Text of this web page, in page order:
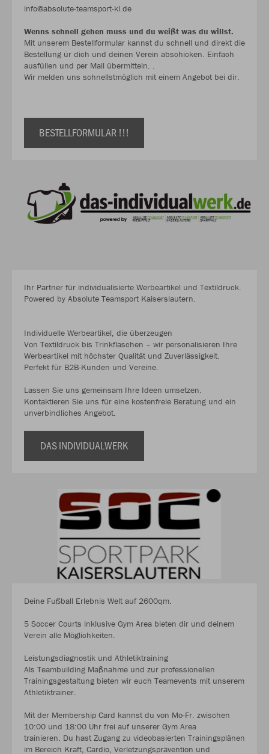
info@absolute-teamsport-kl.de
Wenns schnell gehen muss und du weißt was du willst.
Mit unserem Bestellformular kannst du schnell und direkt die
Bestellung ür dich und deinen Verein abschicken. Einfach
ausfüllen und per Mail übermitteln. .
Wir melden uns schnellstmöglich mit einem Angebot bei dir.
BESTELLFORMULAR !!!
Ihr Partner für individualisierte Werbeartikel und Textildruck.
Powered by Absolute Teamsport Kaiserslautern.
Individuelle Werbeartikel, die überzeugen
Von Textildruck bis Trinkflaschen – wir personalisieren Ihre
Werbeartikel mit höchster Qualität und Zuverlässigkeit.
Perfekt für B2B-Kunden und Vereine.
Lassen Sie uns gemeinsam Ihre Ideen umsetzen.
Kontaktieren Sie uns für eine kostenfreie Beratung und ein
unverbindliches Angebot.
DAS INDIVIDUALWERK
Deine Fußball Erlebnis Welt auf 2600qm.
5 Soccer Courts inklusive Gym Area bieten dir und deinem
Verein alle Möglichkeiten.
Leistungsdiagnostik und Athletiktraining
Als Teambuilding Maßnahme und zur professionellen
Trainingsgestaltung bieten wir euch Teamevents mit unserem
Athletiktrainer.
Mit der Membership Card kannst du von Mo-Fr. zwischen
10:00 und 18:00 Uhr frei auf unserer Gym Area
trainieren. Du hast Zugang zu videobasierten Trainingsplänen
im Bereich Kraft, Cardio, Verletzungsprävention und